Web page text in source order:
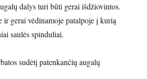
dalys turi būti gerai išdžiovintos.
ir gerai vėdinamoje patalpoje į kurią
saulės spinduliai.
sudėtį patenkančių augalų